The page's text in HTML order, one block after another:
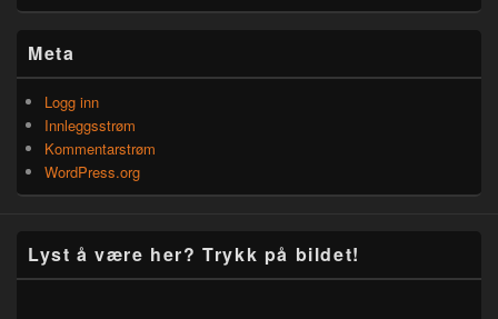
Meta
Logg inn
Innleggsstrøm
Kommentarstrøm
WordPress.org
Lyst å være her? Trykk på bildet!